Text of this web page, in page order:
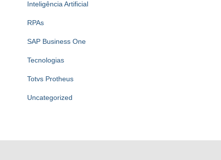
Inteligência Artificial
RPAs
SAP Business One
Tecnologias
Totvs Protheus
Uncategorized